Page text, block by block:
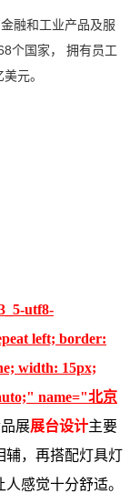
融和工业产品及服
个国家， 拥有员工
元。
utf8-
left; border:
width: 15px;
name="北京
展展台设计主要
辅，再搭配灯具灯
感觉十分舒适。